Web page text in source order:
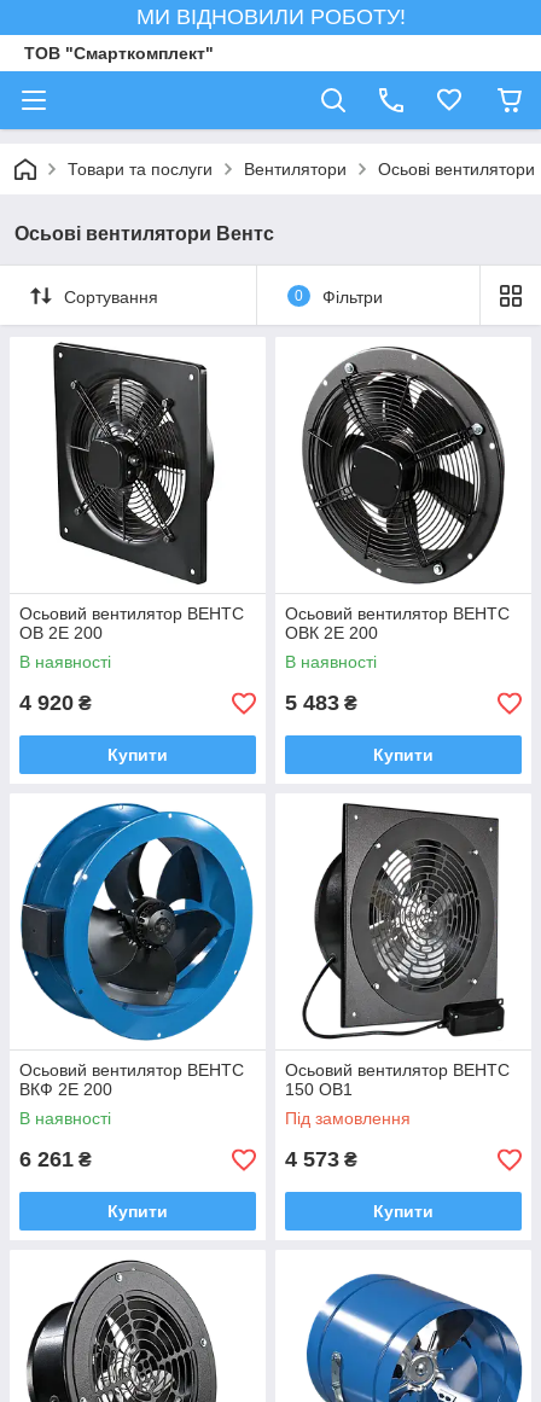
МИ ВІДНОВИЛИ РОБОТУ!
ТОВ "Смарткомплект"
Товари та послуги Вентилятори Осьові вентилятори
Осьові вентилятори Вентс
Сортування 0 Фільтри
Осьовий вентилятор ВЕНТС
ОВ 2Е 200
В наявності
4 920 ₴
Купити
Осьовий вентилятор ВЕНТС
ОВК 2Е 200
В наявності
5 483 ₴
Купити
Осьовий вентилятор ВЕНТС
ВКФ 2Е 200
В наявності
6 261 ₴
Купити
Осьовий вентилятор ВЕНТС
150 ОВ1
Під замовлення
4 573 ₴
Купити